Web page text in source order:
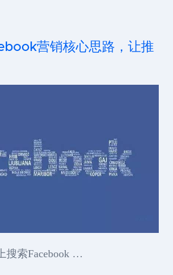
营销核心思路，让推
搜索Facebook …